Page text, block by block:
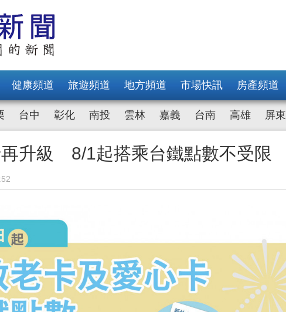
健康頻道 旅遊頻道 地方頻道 市場快訊 房產頻道
台中 彰化 南投 雲林 嘉義 台南 高雄 屏東
升級 8/1起搭乘台鐵點數不受限